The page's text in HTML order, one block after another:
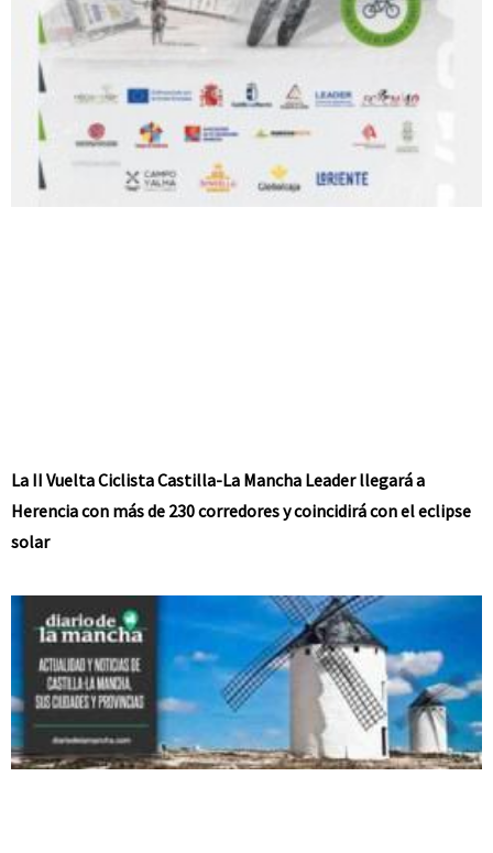
La II Vuelta Ciclista Castilla-La Mancha Leader llegará a
Herencia con más de 230 corredores y coincidirá con el eclipse
solar